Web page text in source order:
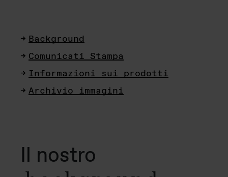
Background
Comunicati Stampa
Informazioni sui prodotti
Archivio immagini
Il nostro